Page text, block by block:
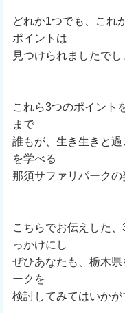
どれか1つでも、これ
ポイントは
見つけられましたでし
これら3つのポイント
まで
誰もが、生き生きと
を学べる
那須サファリパークの
こちらでお伝えした
っかけにし
ぜひあなたも、栃木
ークを
検討してみてはいかが